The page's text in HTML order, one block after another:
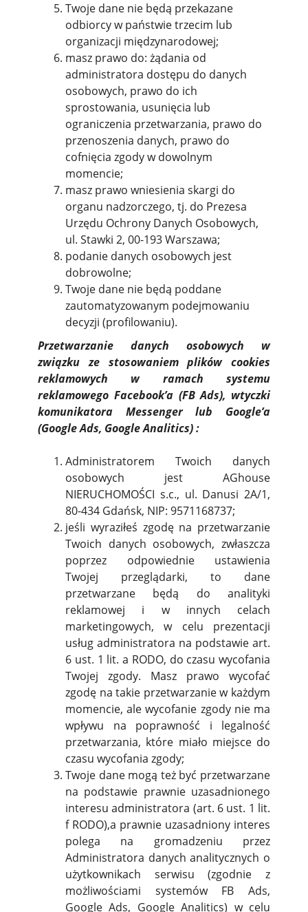
Twoje dane nie będą przekazane
odbiorcy w państwie trzecim lub
organizacji międzynarodowej;
masz prawo do: żądania od
administratora dostępu do danych
osobowych, prawo do ich
sprostowania, usunięcia lub
ograniczenia przetwarzania, prawo do
przenoszenia danych, prawo do
cofnięcia zgody w dowolnym
momencie;
masz prawo wniesienia skargi do
organu nadzorczego, tj. do Prezesa
Urzędu Ochrony Danych Osobowych,
ul. Stawki 2, 00-193 Warszawa;
podanie danych osobowych jest
dobrowolne;
Twoje dane nie będą poddane
zautomatyzowanym podejmowaniu
decyzji (profilowaniu).
Przetwarzanie danych osobowych w
związku ze stosowaniem plików cookies
reklamowych w ramach systemu
reklamowego Facebook’a (FB Ads), wtyczki
komunikatora Messenger lub Google’a
(Google Ads, Google Analitics) :
Administratorem Twoich danych
osobowych jest AGhouse
NIERUCHOMOŚCI s.c., ul. Danusi 2A/1,
80-434 Gdańsk, NIP: 9571168737;
jeśli wyraziłeś zgodę na przetwarzanie
Twoich danych osobowych, zwłaszcza
poprzez odpowiednie ustawienia
Twojej przeglądarki, to dane
przetwarzane będą do analityki
reklamowej i w innych celach
marketingowych, w celu prezentacji
usług administratora na podstawie art.
6 ust. 1 lit. a RODO, do czasu wycofania
Twojej zgody. Masz prawo wycofać
zgodę na takie przetwarzanie w każdym
momencie, ale wycofanie zgody nie ma
wpływu na poprawność i legalność
przetwarzania, które miało miejsce do
czasu wycofania zgody;
Twoje dane mogą też być przetwarzane
na podstawie prawnie uzasadnionego
interesu administratora (art. 6 ust. 1 lit.
f RODO),a prawnie uzasadniony interes
polega na gromadzeniu przez
Administratora danych analitycznych o
użytkownikach serwisu (zgodnie z
możliwościami systemów FB Ads,
Google Ads, Google Analitics) w celu